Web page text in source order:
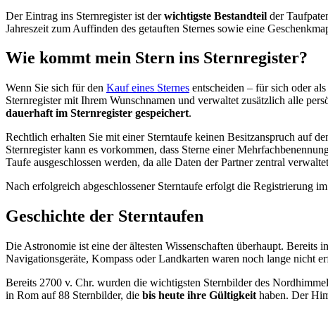
Der Eintrag ins Sternregister ist derwichtigste Bestandteil der
Jahreszeit zum Auffinden des getauften Sternes sowie eine
Wie kommt mein Stern ins Sternregister?
Wenn Sie sich für den Kauf eines Sternes entscheiden – für sich oder
Sternregister mit Ihrem Wunschnamen und verwaltet zusätzlich alle
dauerhaft im Sternregister gespeichert.
Rechtlich erhalten Sie mit einer Sterntaufe keinen Besitzanspruch auf
Sternregister kann es vorkommen, dass Sterne einer
Taufe ausgeschlossen werden, da alle Daten der Partner zentral
Nach erfolgreich abgeschlossener Sterntaufe erfolgt die Registrierung
Geschichte der Sterntaufen
Die Astronomie ist eine der ältesten Wissenschaften überhaupt.
Navigationsgeräte, Kompass oder Landkarten waren noch lange nicht
Bereits 2700 v. Chr. wurden die wichtigsten Sternbilder des
in Rom auf 88 Sternbilder, die bis heute ihre Gültigkeit haben. Der